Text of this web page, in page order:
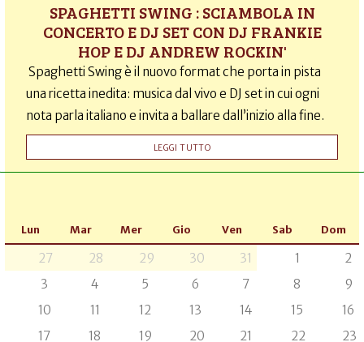
SPAGHETTI SWING : SCIAMBOLA IN
CONCERTO E DJ SET CON DJ FRANKIE
HOP E DJ ANDREW ROCKIN'
Spaghetti Swing è il nuovo format che porta in pista
una ricetta inedita: musica dal vivo e DJ set in cui ogni
nota parla italiano e invita a ballare dall’inizio alla fine.
LEGGI TUTTO
Lun Mar Mer Gio Ven Sab Dom
27 28 29 30 31 1
2
3
4 5 6 7 8
9
10
11 12 13 14 15
16
17
18 19 20 21 22
23